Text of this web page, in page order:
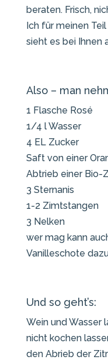
beraten. Frisch,
Ich für meinen
sieht es bei Ihnen
Also – man
1 Flasche Rosé
1/4 l Wasser
4 EL Zucker
Saft von einer
Abtrieb einer Bio-
3 Sternanis
1-2 Zimtstangen
3 Nelken
wer mag kann
Vanilleschote
Und so geht’s:
Wein und Wasser
nicht kochen
den Abrieb der